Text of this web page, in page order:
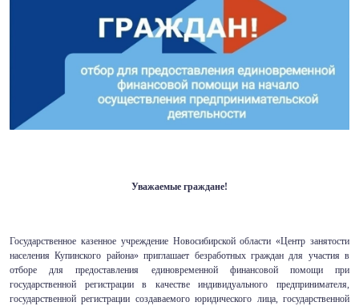
Уважаемые граждане!
Государственное казенное учреждение Новосибирской области «Центр занятости
населения Купинского района» приглашает безработных граждан для участия в
отборе для предоставления единовременной финансовой помощи при
государственной регистрации в качестве индивидуального предпринимателя,
государственной регистрации создаваемого юридического лица, государственной